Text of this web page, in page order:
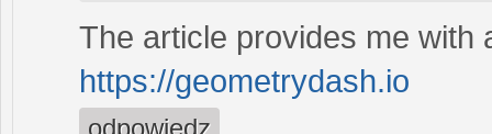
The article provides me with
https://geometrydash.io
odpowiedz